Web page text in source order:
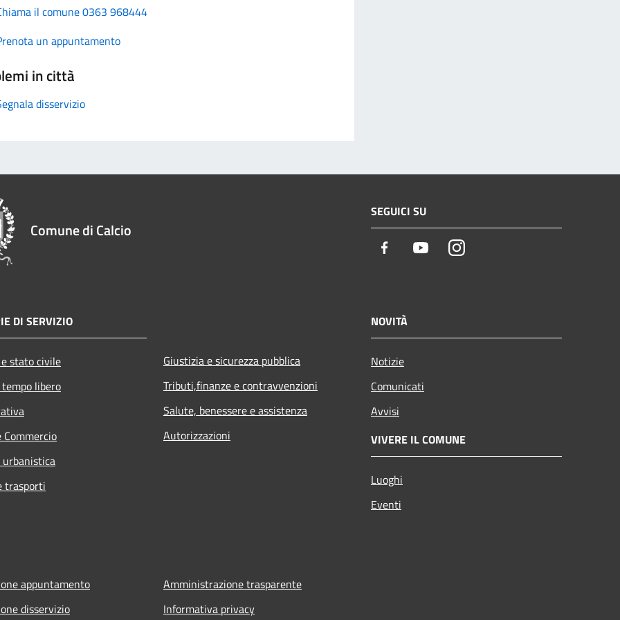
il comune 0363 968444
un appuntamento
in città
disservizio
Comune di Calcio
SEGUICI SU
Facebook YoutubeInstagram
DI SERVIZIO
stato civile
libero
Commercio
urbanistica
trasporti
Giustizia e sicurezza pubblica
Tributi,finanze e contravvenzioni
Salute, benessere e assistenza
Autorizzazioni
NOVITÀ
Notizie
Comunicati
Avvisi
VIVERE IL COMUNE
Luoghi
Eventi
appuntamento
disservizio
Amministrazione trasparente
Informativa privacy